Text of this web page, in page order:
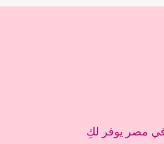
في مصر يوفر لكِ